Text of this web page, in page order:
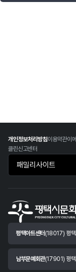
개인정보처리방침이용약관이
클린신고센터
패밀리사이트 바로가기
평택아트센터 (18017) 평
남부문예회관(17901) 평